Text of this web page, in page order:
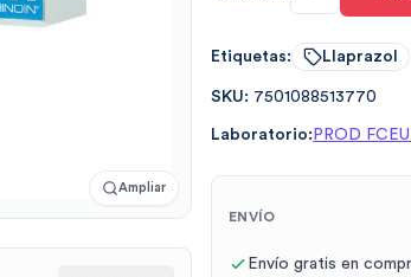
Ampliar
Etiquetas: Llaprazol
SKU: 7501088513770
Laboratorio: PROD
ENVÍO
Envío gratis en